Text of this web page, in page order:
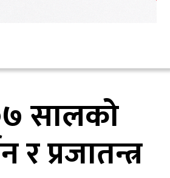
सालको
र प्रजातन्त्र